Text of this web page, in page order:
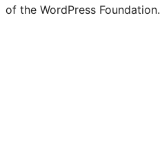
of the WordPress Foundation.